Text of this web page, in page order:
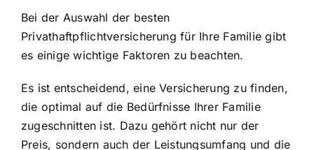
Bei der Auswahl der besten
Privathaftpflichtversicherung für Ihre Familie gibt
es einige wichtige Faktoren zu beachten.
Es ist entscheidend, eine Versicherung zu finden,
die optimal auf die Bedürfnisse Ihrer Familie
zugeschnitten ist. Dazu gehört nicht nur der
Preis, sondern auch der Leistungsumfang und die